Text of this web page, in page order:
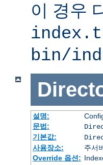
이 경우
bin/
설명:
문법:
기본값:
사용장소:
주서
Override 옵션: